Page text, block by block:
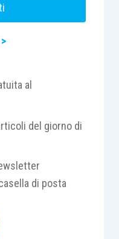
al
del giorno di
di posta